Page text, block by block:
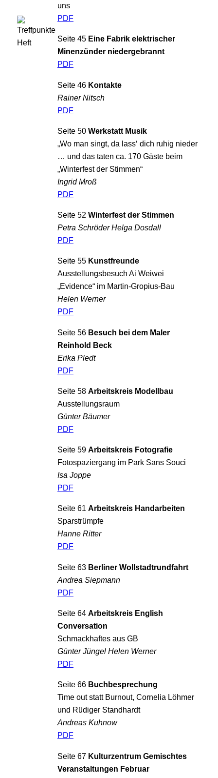
uns
PDF
Seite 45 Eine Fabrik elektrischer
Minenzünder niedergebrannt
PDF
Seite 46 Kontakte
Rainer Nitsch
PDF
Seite 50 Werkstatt Musik
„Wo man singt, da lass‘ dich ruhig nieder
… und das taten ca. 170 Gäste beim
„Winterfest der Stimmen“
Ingrid Mroß
PDF
Seite 52 Winterfest der Stimmen
Petra Schröder Helga Dosdall
PDF
Seite 55 Kunstfreunde
Ausstellungsbesuch Ai Weiwei
„Evidence“ im Martin-Gropius-Bau
Helen Werner
PDF
Seite 56 Besuch bei dem Maler
Reinhold Beck
Erika Pledt
PDF
Seite 58 Arbeitskreis Modellbau
Ausstellungsraum
Günter Bäumer
PDF
Seite 59 Arbeitskreis Fotografie
Fotospaziergang im Park Sans Souci
Isa Joppe
PDF
Seite 61 Arbeitskreis Handarbeiten
Sparstrümpfe
Hanne Ritter
PDF
Seite 63 Berliner Wollstadtrundfahrt
Andrea Siepmann
PDF
Seite 64 Arbeitskreis English
Conversation
Schmackhaftes aus GB
Günter Jüngel Helen Werner
PDF
Seite 66 Buchbesprechung
Time out statt Burnout, Cornelia Löhmer
und Rüdiger Standhardt
Andreas Kuhnow
PDF
Seite 67 Kulturzentrum Gemischtes
Veranstaltungen Februar